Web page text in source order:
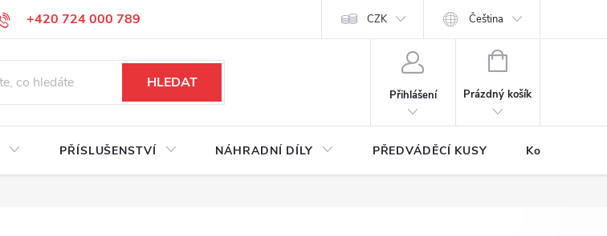
+420 724 000 789 CZK Čeština
HLEDAT
Přihlášení
NÁKUPNÍ
Prázdný košík
PŘÍSLUŠENSTVÍ NÁHRADNÍ DÍLY PŘEDVÁDĚCÍ KUSY Kontakty